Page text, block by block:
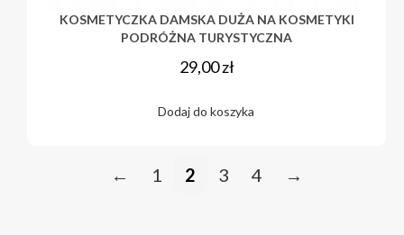
KOSMETYCZKA DAMSKA DUŻA NA KOSMETYKI
PODRÓŻNA TURYSTYCZNA
29,00zł
Dodaj do koszyka
← 1 2 3 4 →